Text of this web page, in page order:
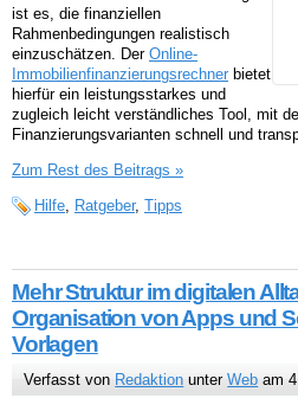
ist es, die finanziellen
Rahmenbedingungen realistisch
einzuschätzen. Der Online-
Immobilienfinanzierungsrechner bietet
hierfür ein leistungsstarkes und
zugleich leicht verständliches Tool, mit
Finanzierungsvarianten schnell und
Zum Rest des Beitrags »
Hilfe, Ratgeber, Tipps
Mehr Struktur im digitalen
Organisation von Apps und
Vorlagen
Verfasst von Redaktion unterWeb am